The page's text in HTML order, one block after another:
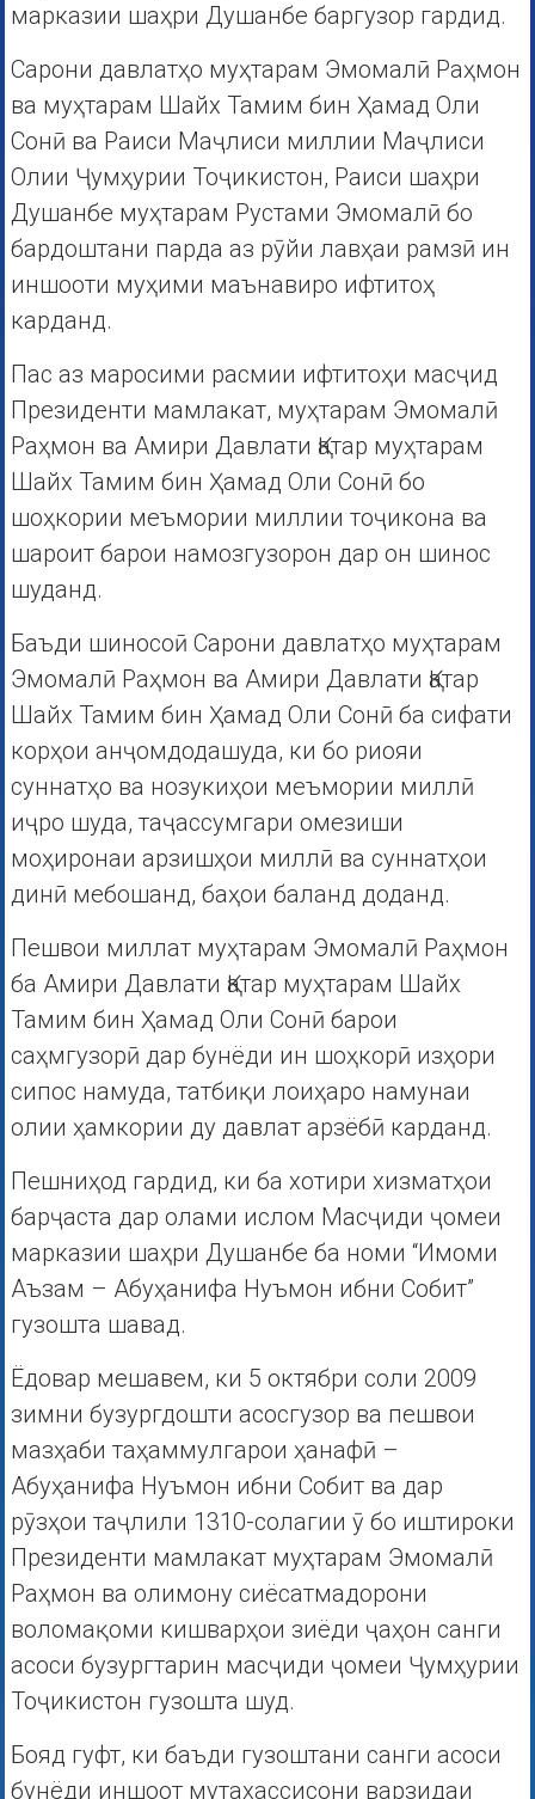
марказии шаҳри Душанбе баргузор гардид.
Сарони давлатҳо муҳтарам Эмомалӣ Раҳмон
ва муҳтарам Шайх Тамим бин Ҳамад Оли
Сонӣ ва Раиси Маҷлиси миллии Маҷлиси
Олии Ҷумҳурии Тоҷикистон, Раиси шаҳри
Душанбе муҳтарам Рустами Эмомалӣ бо
бардоштани парда аз рӯйи лавҳаи рамзӣ ин
иншооти муҳими маънавиро ифтитоҳ
карданд.
Пас аз маросими расмии ифтитоҳи масҷид
Президенти мамлакат, муҳтарам Эмомалӣ
Раҳмон ва Амири Давлати Қатар муҳтарам
Шайх Тамим бин Ҳамад Оли Сонӣ бо
шоҳкории меъмории миллии тоҷикона ва
шароит барои намозгузорон дар он шинос
шуданд.
Баъди шиносоӣ Сарони давлатҳо муҳтарам
Эмомалӣ Раҳмон ва Амири Давлати Қатар
Шайх Тамим бин Ҳамад Оли Сонӣ ба сифати
корҳои анҷомдодашуда, ки бо риояи
суннатҳо ва нозукиҳои меъмории миллӣ
иҷро шуда, таҷассумгари омезиши
моҳиронаи арзишҳои миллӣ ва суннатҳои
динӣ мебошанд, баҳои баланд доданд.
Пешвои миллат муҳтарам Эмомалӣ Раҳмон
ба Амири Давлати Қатар муҳтарам Шайх
Тамим бин Ҳамад Оли Сонӣ барои
саҳмгузорӣ дар бунёди ин шоҳкорӣ изҳори
сипос намуда, татбиқи лоиҳаро намунаи
олии ҳамкории ду давлат арзёбӣ карданд.
Пешниҳод гардид, ки ба хотири хизматҳои
барҷаста дар олами ислом Масҷиди ҷомеи
марказии шаҳри Душанбе ба номи “Имоми
Аъзам – Абуҳанифа Нуъмон ибни Собит”
гузошта шавад.
Ёдовар мешавем, ки 5 октябри соли 2009
зимни бузургдошти асосгузор ва пешвои
мазҳаби таҳаммулгарои ҳанафӣ –
Абуҳанифа Нуъмон ибни Собит ва дар
рӯзҳои таҷлили 1310-солагии ӯ бо иштироки
Президенти мамлакат муҳтарам Эмомалӣ
Раҳмон ва олимону сиёсатмадорони
воломақоми кишварҳои зиёди ҷаҳон санги
асоси бузургтарин масҷиди ҷомеи Ҷумҳурии
Тоҷикистон гузошта шуд.
Бояд гуфт, ки баъди гузоштани санги асоси
бунёди иншоот мутахассисони варзидаи